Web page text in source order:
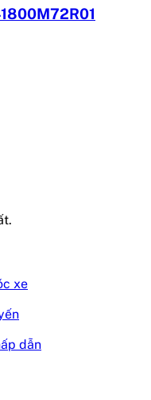
xe
dẫn